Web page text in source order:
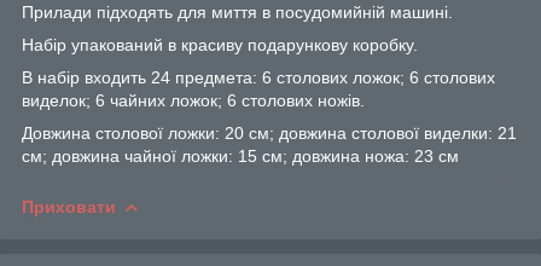
Прилади підходять для миття в посудомийній машині.
Набір упакований в красиву подарункову коробку.
В набір входить 24 предмета: 6 столових ложок; 6 столових
виделок; 6 чайних ложок; 6 столових ножів.
Довжина столової ложки: 20 см; довжина столової виделки: 21
см; довжина чайної ложки: 15 см; довжина ножа: 23 см
Приховати